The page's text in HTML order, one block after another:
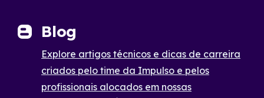
Blog
Explore artigos técnicos e dicas de carreira
criados pelo time da Impulso e pelos
profissionais alocados em nossas